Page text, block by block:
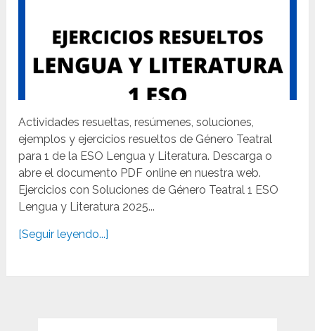
Actividades resueltas, resúmenes, soluciones,
ejemplos y ejercicios resueltos de Género Teatral
para 1 de la ESO Lengua y Literatura. Descarga o
abre el documento PDF online en nuestra web.
Ejercicios con Soluciones de Género Teatral 1 ESO
Lengua y Literatura 2025...
[Seguir leyendo...]